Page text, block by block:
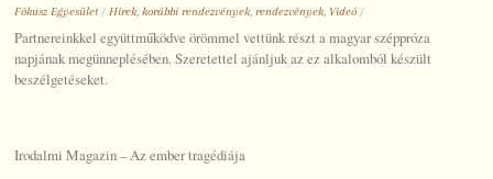
Fókusz Egyesület / Hírek,korábbi rendezvények,rendezvények, Videó /
Partnereinkkel együttműködve örömmel vettünk részt a magyar széppróza
napjának megünneplésében. Szeretettel ajánljuk az ez alkalomból készült
beszélgetéseket.
Irodalmi Magazin – Az ember tragédiája